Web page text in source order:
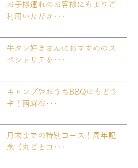
お子様連れのお客様にもよりご
利用いただき･･･
牛タン好きさんにおすすめのス
ペシャリテを･･･
キャンプやおうちBBQにもどう
ぞ！西麻布･･･
月末までの特別コース！周年記
念【丸ごとコ･･･